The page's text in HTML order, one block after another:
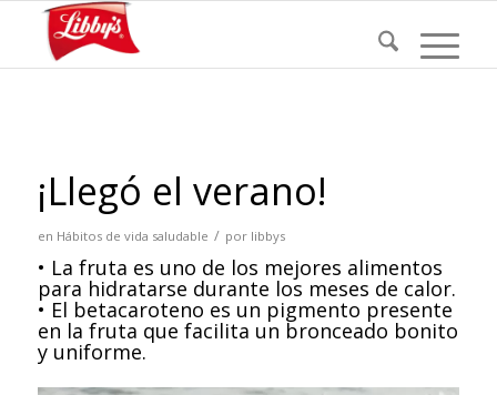
¡Llegó el verano!
en Hábitos de vida saludable / por libbys
• La fruta es uno de los mejores alimentos
para hidratarse durante los meses de calor.
• El betacaroteno es un pigmento presente
en la fruta que facilita un bronceado bonito
y uniforme.